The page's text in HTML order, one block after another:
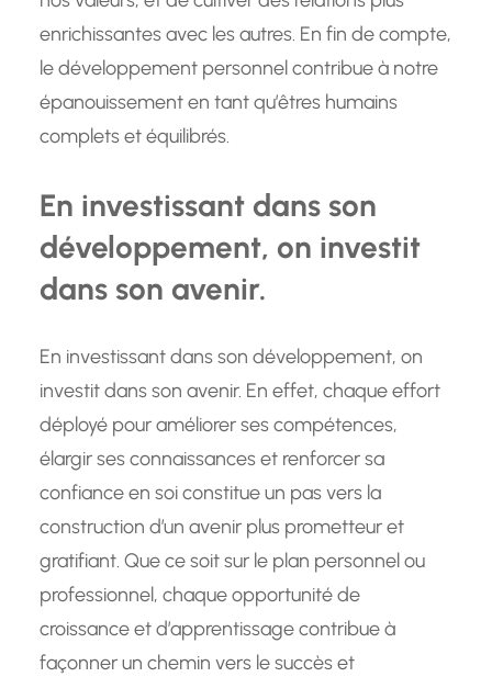
enrichissantes avec les autres. En fin de compte,
le développement personnel contribue à notre
épanouissement en tant qu’êtres humains
complets et équilibrés.
En investissant dans son
développement, on investit
dans son avenir.
En investissant dans son développement, on
investit dans son avenir. En effet, chaque effort
déployé pour améliorer ses compétences,
élargir ses connaissances et renforcer sa
confiance en soi constitue un pas vers la
construction d’un avenir plus prometteur et
gratifiant. Que ce soit sur le plan personnel ou
professionnel, chaque opportunité de
croissance et d’apprentissage contribue à
façonner un chemin vers le succès et